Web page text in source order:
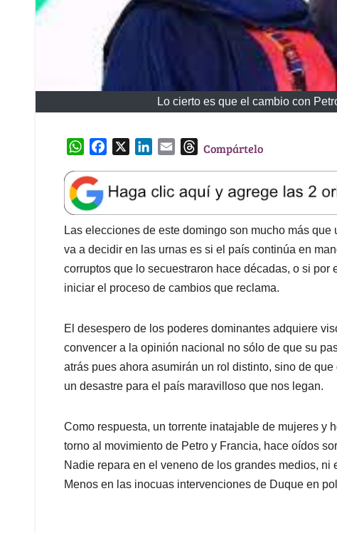
Lo cierto es que el cambio con
W
a
t
s
A
p
p
e
b
o
o
k
k
e
d
I
n
l
T
e
a
d
s
Compártelo
Las elecciones de este domingo son mucho más
va a decidir en las urnas es si el país continúa en
corruptos que lo secuestraron hace décadas, o si
iniciar el proceso de cambios que reclama.
El desespero de los poderes dominantes adquiere
convencer a la opinión nacional no sólo de que su
atrás pues ahora asumirán un rol distinto, sino de
un desastre para el país maravilloso que nos legan.
Como respuesta, un torrente inatajable de mujeres y
torno al movimiento de Petro y Francia, hace oídos
Nadie repara en el veneno de los grandes medios,
Menos en las inocuas intervenciones de Duque en